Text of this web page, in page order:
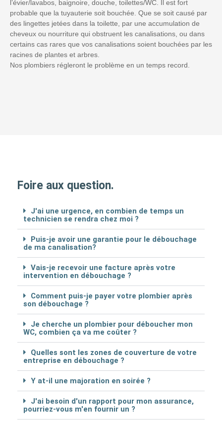
l’évier/lavabos, baignoire, douche, toilettes/WC. Il est fort
probable que la tuyauterie soit bouchée. Que se soit causé par
des lingettes jetées dans la toilette, par une accumulation de
cheveux ou nourriture qui obstruent les canalisations, ou dans
certains cas rares que vos canalisations soient bouchées par les
racines de plantes et arbres.
Nos plombiers régleront le problème en un temps record.
Foire aux question.
J'ai une urgence, en combien de temps un
technicien se rendra chez moi ?
Puis-je avoir une garantie pour le débouchage
de ma canalisation?
Vais-je recevoir une facture après votre
intervention en débouchage ?
Comment puis-je payer votre plombier après
son débouchage ?
Je cherche un plombier pour déboucher mon
WC, combien ça va me coûter ?
Quelles sont les zones de couverture de votre
entreprise en débouchage ?
Y at-il une majoration en soirée ?
J'ai besoin d'un rapport pour mon assurance,
pourriez-vous m'en fournir un ?